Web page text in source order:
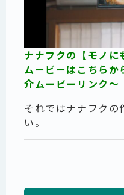
ナナフクの【モノに
ムービーはこちらか
介ムービーリンク～
それではナナフクの
い。